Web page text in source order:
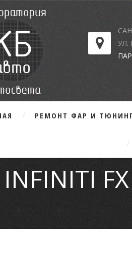
УЛ.
РЕМОНТ ФАР И
INFINITI